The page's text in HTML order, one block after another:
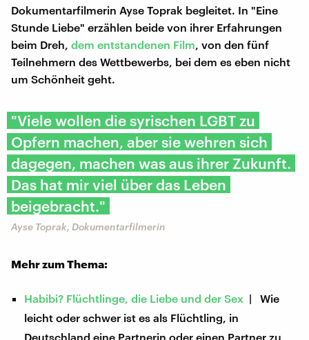
Dokumentarfilmerin Ayse Toprak begleitet. In "Eine
Stunde Liebe" erzählen beide von ihrer Erfahrungen
beim Dreh, dem entstandenen Film , von den fünf
Teilnehmern des Wettbewerbs, bei dem es eben nicht
um Schönheit geht.
"Viele wollen die syrischen LGBT zu
Opfern machen, aber sie wehren sich
dagegen, machen was aus ihrer Zukunft.
Das hat mir viel über das Leben
beigebracht."
Ayse Toprak, Dokumentarfilmerin
Mehr zum Thema:
Habibi? Flüchtlinge, die Liebe und der Sex | Wie
leicht oder schwer ist es als Flüchtling, in
Deutschland eine Partnerin oder einen Partner zu